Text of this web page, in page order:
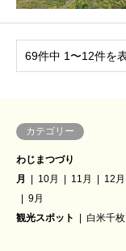
69件中 1〜12件を
カテゴリー
わじまつづり
月
10月 11月 12月
9月
観光スポット
白米千枚